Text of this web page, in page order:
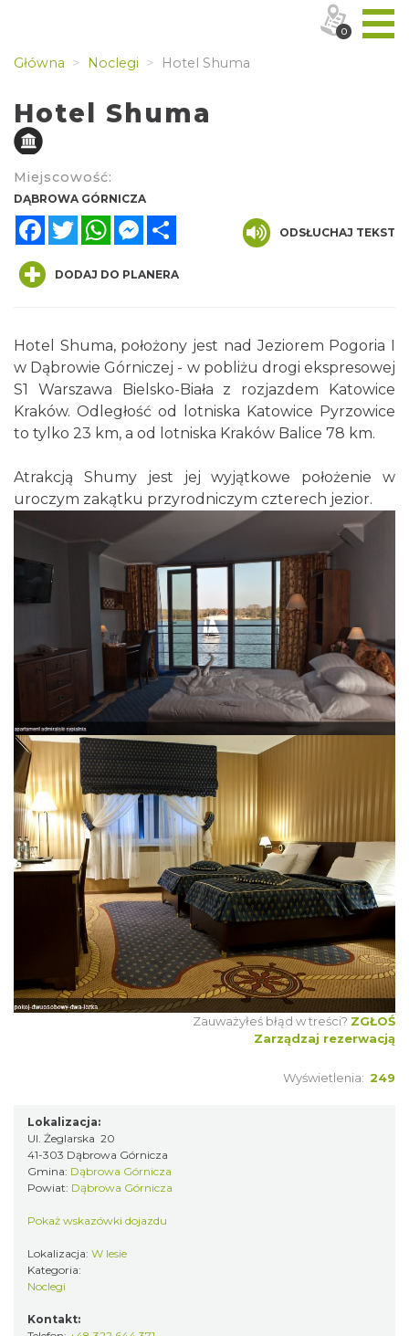
Główna Noclegi Hotel Shuma
Hotel Shuma
Miejscowość:
DĄBROWA GÓRNICZA
FacebookTwitterWhatsAppMessenger
ODSŁUCHAJ TEKST
DODAJ DO PLANERA
Hotel Shuma, położony jest nad Jeziorem Pogoria I
w Dąbrowie Górniczej - w pobliżu drogi ekspresowej
S1 Warszawa Bielsko-Biała z rozjazdem Katowice
Kraków. Odległość od lotniska Katowice Pyrzowice
to tylko 23 km, a od lotniska Kraków Balice 78 km.
Atrakcją Shumy jest jej wyjątkowe położenie w
uroczym zakątku przyrodniczym czterech jezior.
Zauważyłeś błąd w treści? ZGŁOŚ
Zarządzaj rezerwacją
Wyświetlenia: 249
Lokalizacja:
Ul. Żeglarska 20
41-303 Dąbrowa Górnicza
Gmina: Dąbrowa Górnicza
Powiat: Dąbrowa Górnicza
Pokaż wskazówki dojazdu
Lokalizacja: W lesie
Kategoria:
Noclegi
Kontakt:
0